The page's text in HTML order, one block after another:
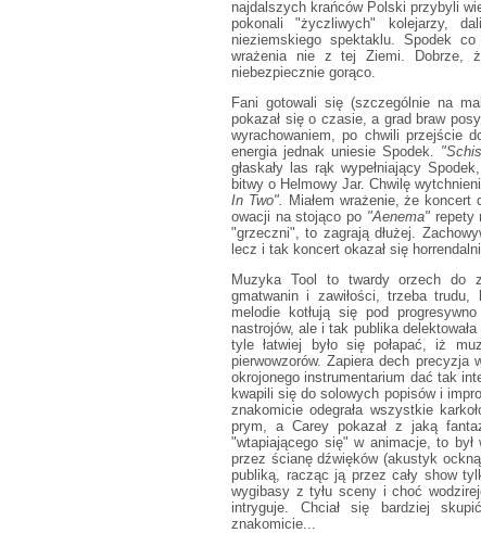
najdalszych krańców Polski przybyli
pokonali "życzliwych" kolejarzy,
nieziemskiego spektaklu. Spodek
wrażenia nie z tej Ziemi. Dobrze,
niebezpiecznie gorąco.
Fani gotowali się (szczególnie na
pokazał się o czasie, a grad braw
wyrachowaniem, po chwili przejście
energia jednak uniesie Spodek.
głaskały las rąk wypełniający
bitwy o Helmowy Jar. Chwilę
In Two".
Miałem wrażenie, że
owacji na stojąco po "Aenema"repety
"grzeczni", to zagrają dłużej.
lecz i tak koncert okazał się
Muzyka Tool to twardy orzech do
gmatwanin i zawiłości, trzeba
melodie kotłują się pod
nastrojów, ale i tak publika
tyle łatwiej było się połapać, iż
pierwowzorów. Zapiera dech
okrojonego instrumentarium dać tak
kwapili się do solowych popisów i
znakomicie odegrała wszystkie
prym, a Carey pokazał z jaką
"wtapiającego się" w animacje, to
przez ścianę dźwięków (akustyk
publiką, racząc ją przez cały show
wygibasy z tyłu sceny i choć
intryguje. Chciał się bardziej
znakomicie...